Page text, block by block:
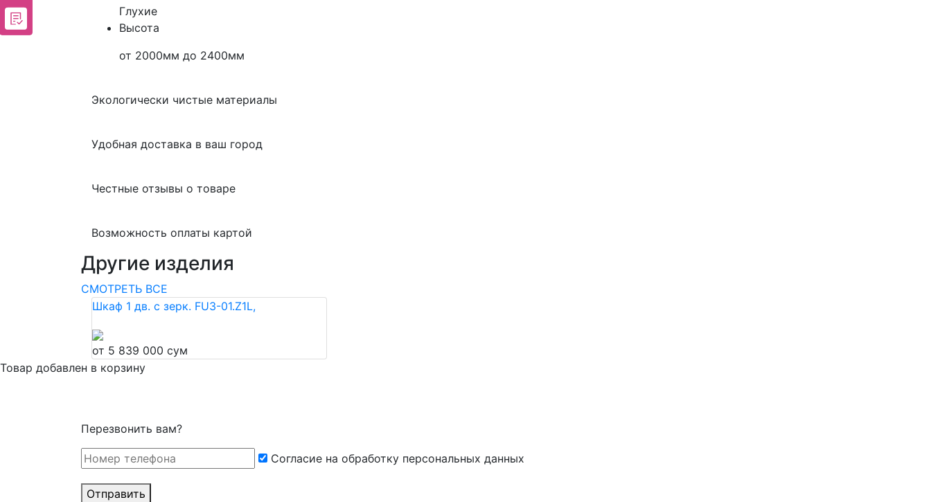
Глухие
Высота
от 2000мм до 2400мм
Экологически чистые материалы
Удобная доставка в ваш город
Честные отзывы о товаре
Возможность оплаты картой
Другие изделия
СМОТРЕТЬ ВСЕ
Шкаф 1 дв. с зерк. FU3-01.Z1L,
от 5 839 000 сум
Товар добавлен в корзину
Перезвонить вам?
Cогласие на обработку персональных данных
Отправить